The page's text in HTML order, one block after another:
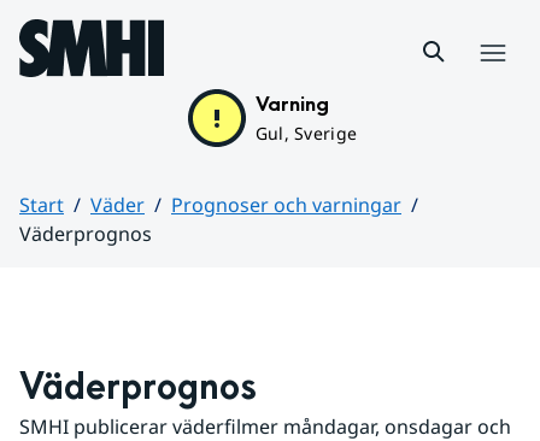
Hoppa till sidans innehåll
Varning
Gul, Sverige
Start Väder
Prognoser och varningar
Väderprognos
Väderprognos
SMHI publicerar väderfilmer måndagar, onsdagar och